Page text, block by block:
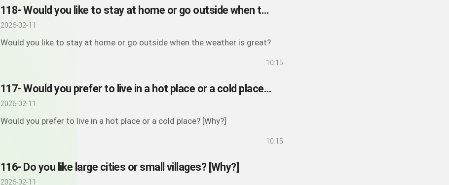
118- Would you like to stay at home or go outside when the weather is great?
2026-02-11
Would you like to stay at home or go outside when the weather is great?
10:15
117- Would you prefer to live in a hot place or a cold place? [Why?]
2026-02-11
Would you prefer to live in a hot place or a cold place? [Why?]
10:15
116- Do you like large cities or small villages? [Why?]
2026-02-11